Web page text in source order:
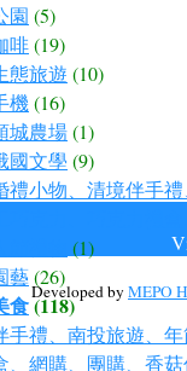
園 (5)
啡(19)
態旅遊 (10)
機(16)
城農場(1)
國文學(9)
禮小物、清境伴手
(1)
藝(26)
食(118)
手禮、南投旅遊、
、網購、團購、香
Developed by MEPO